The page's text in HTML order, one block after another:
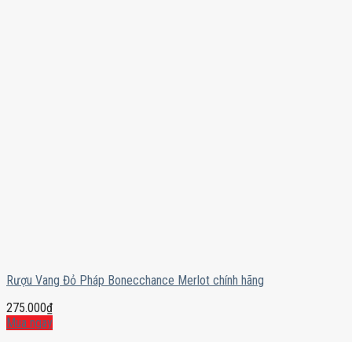
Rượu Vang Đỏ Pháp Bonecchance Merlot chính hãng
275.000₫
Mua ngay